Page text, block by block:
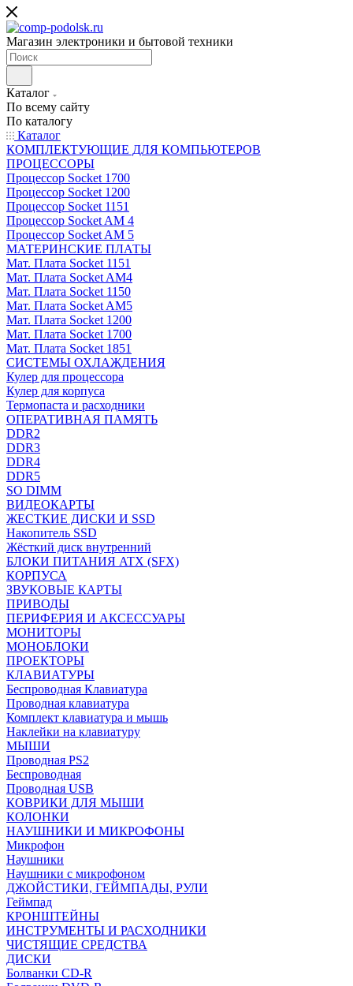
Магазин электроники и бытовой техники
Каталог
По всему сайту
По каталогу
Каталог
КОМПЛЕКТУЮЩИЕ ДЛЯ КОМПЬЮТЕРОВ
ПРОЦЕССОРЫ
Процессор Socket 1700
Процессор Socket 1200
Процессор Socket 1151
Процессор Socket AM 4
Процессор Socket AM 5
МАТЕРИНСКИЕ ПЛАТЫ
Мат. Плата Socket 1151
Мат. Плата Socket AM4
Мат. Плата Socket 1150
Мат. Плата Socket AM5
Мат. Плата Socket 1200
Мат. Плата Socket 1700
Мат. Плата Socket 1851
СИСТЕМЫ ОХЛАЖДЕНИЯ
Кулер для процессора
Кулер для корпуса
Термопаста и расходники
ОПЕРАТИВНАЯ ПАМЯТЬ
DDR2
DDR3
DDR4
DDR5
SO DIMM
ВИДЕОКАРТЫ
ЖЕСТКИЕ ДИСКИ И SSD
Накопитель SSD
Жёсткий диск внутренний
БЛОКИ ПИТАНИЯ ATX (SFX)
КОРПУСА
ЗВУКОВЫЕ КАРТЫ
ПРИВОДЫ
ПЕРИФЕРИЯ И АКСЕССУАРЫ
МОНИТОРЫ
МОНОБЛОКИ
ПРОЕКТОРЫ
КЛАВИАТУРЫ
Беспроводная Клавиатура
Проводная клавиатура
Комплект клавиатура и мышь
Наклейки на клавиатуру
МЫШИ
Проводная PS2
Беспроводная
Проводная USB
КОВРИКИ ДЛЯ МЫШИ
КОЛОНКИ
НАУШНИКИ И МИКРОФОНЫ
Микрофон
Наушники
Наушники с микрофоном
ДЖОЙСТИКИ, ГЕЙМПАДЫ, РУЛИ
Геймпад
КРОНШТЕЙНЫ
ИНСТРУМЕНТЫ И РАСХОДНИКИ
ЧИСТЯЩИЕ СРЕДСТВА
ДИСКИ
Болванки CD-R